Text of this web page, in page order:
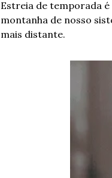
Estreia de temporada é
montanha de nosso
mais distante.